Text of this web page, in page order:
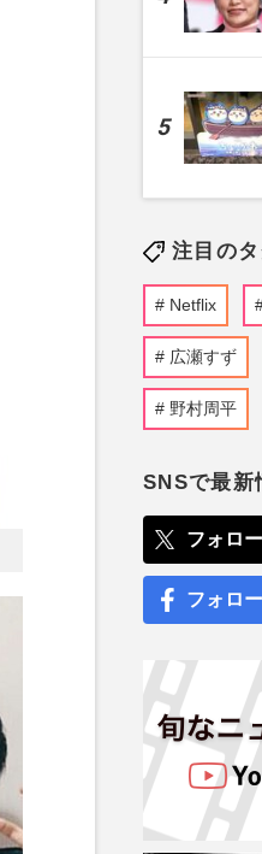
注目の
Netflix
広瀬すず
野村周平
SNSで最新
フォロー
フォロー